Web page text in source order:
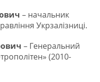
– начальник
Укрзалізниці.
– Генеральний
(2010-